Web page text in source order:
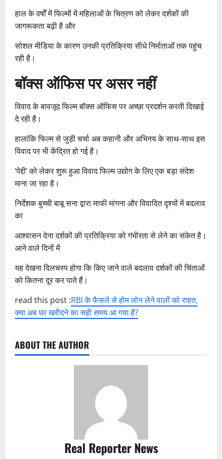
हाल के वर्षों में फिल्मों में महिलाओं के चित्रण को लेकर दर्शकों की
जागरूकता बढ़ी है और
सोशल मीडिया के कारण उनकी प्रतिक्रिया सीधे निर्माताओं तक पहुंच
रही है।
बॉक्स ऑफिस पर असर नहीं
विवाद के बावजूद फिल्म बॉक्स ऑफिस पर अच्छा प्रदर्शन करती दिखाई
दे रही है।
हालांकि फिल्म से जुड़ी चर्चा अब कहानी और अभिनय के साथ-साथ इस
विवाद पर भी केंद्रित हो गई है।
‘पेद्दी’ को लेकर शुरू हुआ विवाद फिल्म उद्योग के लिए एक बड़ा संदेश
माना जा रहा है।
निर्देशक बुच्ची बाबू सना द्वारा माफी मांगना और विवादित दृश्यों में बदलाव
का
आश्वासन देना दर्शकों की प्रतिक्रिया को गंभीरता से लेने का संकेत है।
आने वाले दिनों में
यह देखना दिलचस्प होगा कि किए जाने वाले बदलाव दर्शकों की चिंताओं
को कितना दूर कर पाते हैं।
read this post :RBI के फैसले से होम लोन लेने वालों को राहत,
क्या अब घर खरीदने का सही समय आ गया है?
ABOUT THE AUTHOR
Real Reporter News